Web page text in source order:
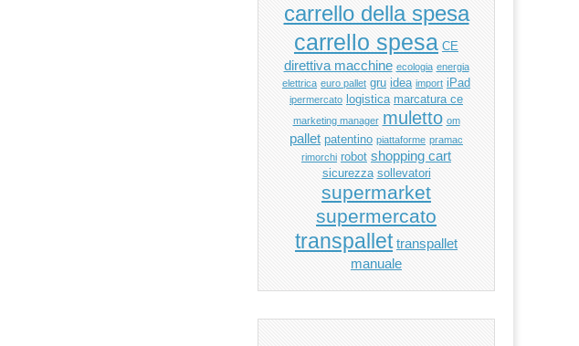
carrello della spesa
carrello spesa CE
direttiva macchine ecologia energia
elettrica euro pallet gru idea import iPad
ipermercato logistica marcatura ce
marketing manager muletto om
pallet patentino piattaforme pramac
rimorchi robot shopping cart
sicurezza sollevatori
supermarket
supermercato
transpallet transpallet
manuale